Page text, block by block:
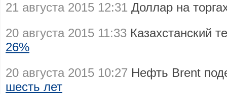
21 августа 2015 12:31 Доллар на
20 августа 2015 11:33 Казахстанский
26%
20 августа 2015 10:27 Нефть Brent
шесть лет